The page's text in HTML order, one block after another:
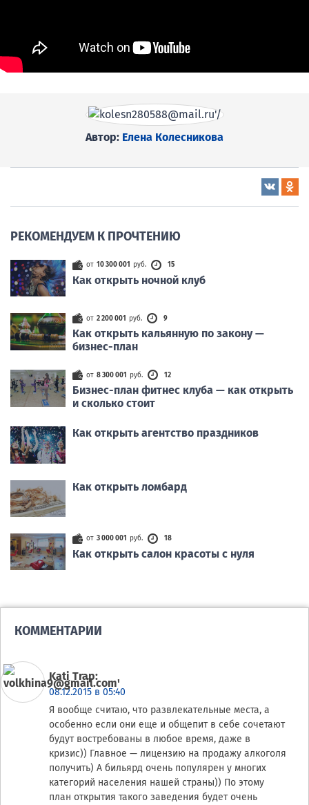
Автор: Елена Колесникова
РЕКОМЕНДУЕМ К ПРОЧТЕНИЮ
от 10 300 001 руб. 15
Как открыть ночной клуб
от 2 200 001 руб. 9
Как открыть кальянную по закону —
бизнес-план
от 8 300 001 руб. 12
Бизнес-план фитнес клуба — как открыть
и сколько стоит
Как открыть агентство праздников
Как открыть ломбард
от 3 000 001 руб. 18
Как открыть салон красоты с нуля
КОММЕНТАРИИ
Kati Trap:
08.12.2015 в 05:40
Я вообще считаю, что развлекательные места, а
особенно если они еще и общепит в себе сочетают
будут востребованы в любое время, даже в
кризис)) Главное — лицензию на продажу алкоголя
получить) А бильярд очень популярен у многих
категорий населения нашей страны)) По этому
план открытия такого заведения будет очень